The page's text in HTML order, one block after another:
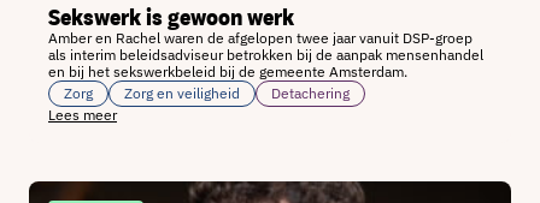
Sekswerk is gewoon werk
Amber en Rachel waren de afgelopen twee jaar vanuit DSP-groep
als interim beleidsadviseur betrokken bij de aanpak mensenhandel
en bij het sekswerkbeleid bij de gemeente Amsterdam.
Zorg
Zorg en veiligheid
Detachering
Lees meer